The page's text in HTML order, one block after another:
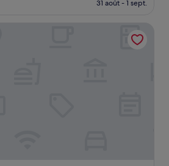
de
108 €
31 août - 1 sept.
Cleveland Independence